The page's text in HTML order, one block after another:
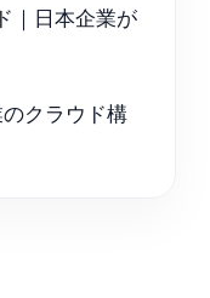
｜日本企業が
クラウド構